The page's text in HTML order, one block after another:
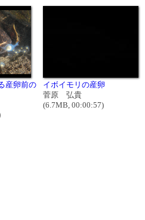
産卵前の
イボイモリの産卵
菅原 弘貴
(6.7MB, 00:00:57)